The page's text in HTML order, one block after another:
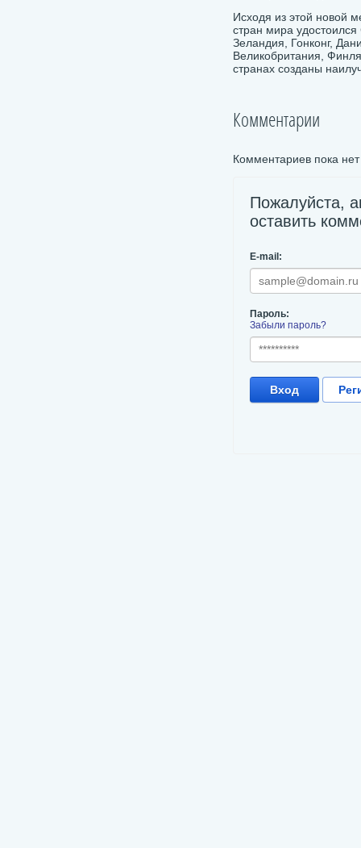
Исходя из этой новой
стран мира
Зеландия, Гонконг,
Великобритания,
странах созданы
Комментарии
Комментариев пока нет
Пожалуйста,
оставить
E-mail:
Пароль:
Забыли пароль?
Вход